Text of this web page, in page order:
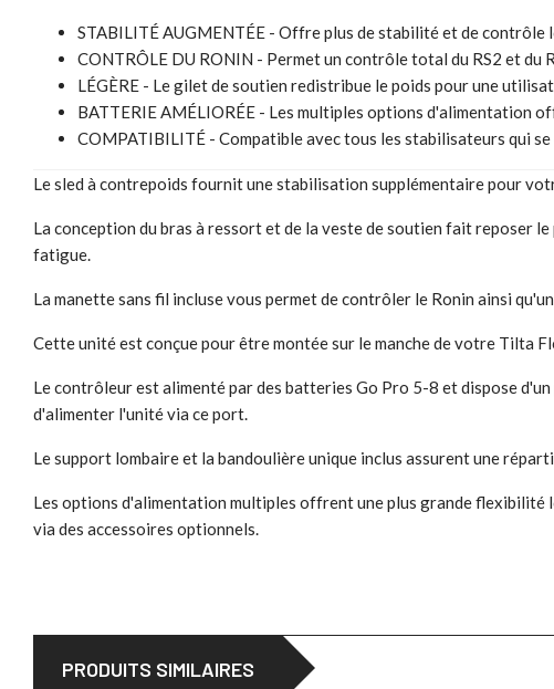
STABILITÉ AUGMENTÉE - Offre plus de stabilité et de contrôle
CONTRÔLE DU RONIN - Permet un contrôle total du RS2 et du
LÉGÈRE - Le gilet de soutien redistribue le poids pour une
BATTERIE AMÉLIORÉE - Les multiples options d'alimentation
COMPATIBILITÉ - Compatible avec tous les stabilisateurs qui
Le sled à contrepoids fournit une stabilisation supplémentaire pour
La conception du bras à ressort et de la veste de soutien fait reposer
fatigue.
La manette sans fil incluse vous permet de contrôler le Ronin ainsi
Cette unité est conçue pour être montée sur le manche de votre Tilta
Le contrôleur est alimenté par des batteries Go Pro 5-8 et dispose
d'alimenter l'unité via ce port.
Le support lombaire et la bandoulière unique inclus assurent une
Les options d'alimentation multiples offrent une plus grande flexibilité
via des accessoires optionnels.
PRODUITS SIMILAIRES